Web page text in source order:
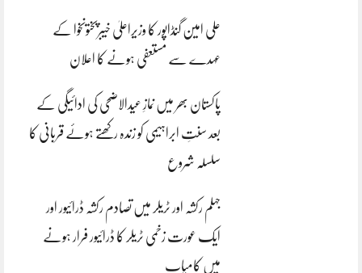
علی امین گنڈاپور کا وزیراعلیٰ خیبرپختونخوا کے
عہدے سے مستعفی ہونے کا اعلان
پاکستان بھر میں نمازِ عیدالاضحی کی ادائیگی کے
بعد سنتِ ابراہیمی کو زندہ رکھتے ہوئے قربانی کا
سلسلہ شروع
جہلم رکشہ اور ٹریلر میں تصادم رکشہ ڈرائیور اور
ایک عورت زخمی ٹریلر کا ڈرائیور فرار ہونے
میں کامیاب